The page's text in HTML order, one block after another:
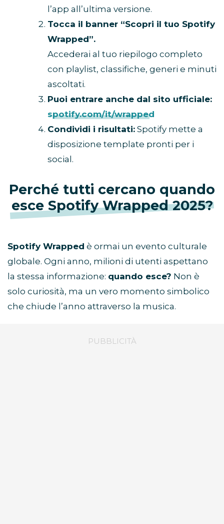
l’app all’ultima versione.
Tocca il banner “Scopri il tuo Spotify
Wrapped”.
Accederai al tuo riepilogo completo
con playlist, classifiche, generi e minuti
ascoltati.
Puoi entrare anche dal sito ufficiale:
spotify.com/it/wrapped
Condividi i risultati: Spotify mette a
disposizione template pronti per i
social.
Perché tutti cercano quando
esce Spotify Wrapped 2025?
Spotify Wrapped è ormai un evento culturale
globale. Ogni anno, milioni di utenti aspettano
la stessa informazione: quando esce? Non è
solo curiosità, ma un vero momento simbolico
che chiude l’anno attraverso la musica.